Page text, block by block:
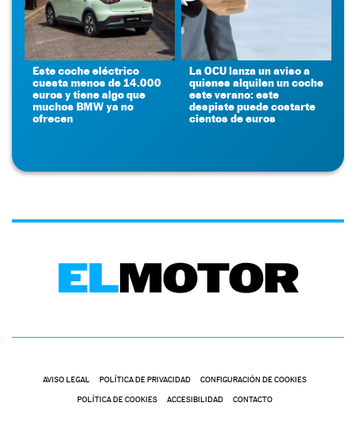
Este coche eléctrico
cuesta menos de 14.000
euros y tiene algo que
muchos BMW ya no
ofrecen
La OCU lanza un aviso a
quienes alquilen un coche
este verano: este
despiste puede costarte
cientos de euros
AVISO LEGAL POLÍTICA DE PRIVACIDAD CONFIGURACIÓN DE COOKIES
POLÍTICA DE COOKIES ACCESIBILIDAD CONTACTO